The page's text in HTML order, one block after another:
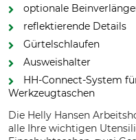
optionale
reflektierende Details
Gürtelschlaufen
Ausweishalter
HH-Connect-System
Werkzeugtaschen
Die Helly Hansen
alle Ihre wichtigen